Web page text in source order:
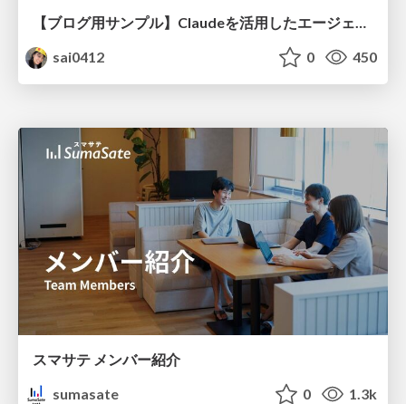
sai0412
0 450
スマサテ メンバー紹介
sumasate
0 1.3k